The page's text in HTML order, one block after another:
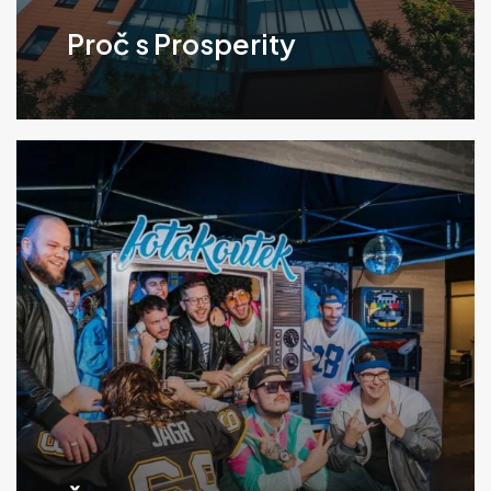
Proč s Prosperity
Klikněte
pro
více
informací